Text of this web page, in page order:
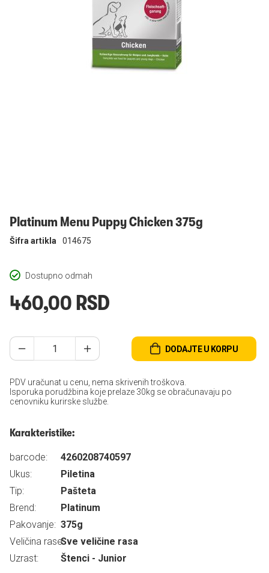
Platinum Menu Puppy Chicken 375g
Dostupno odmah
Šifra artikla 014675
460,00 RSD
DODAJTE U KORPU
PDV uračunat u cenu, nema skrivenih troškova.
Isporuka porudžbina koje prelaze 30kg se obračunavaju po
cenovniku kurirske službe.
Karakteristike:
barcode:
4260208740597
Ukus:
Piletina
Tip:
Pašteta
Brend:
Platinum
Pakovanje: 375g
Veličina rase:Sve veličine rasa
Uzrast:
Štenci - Junior